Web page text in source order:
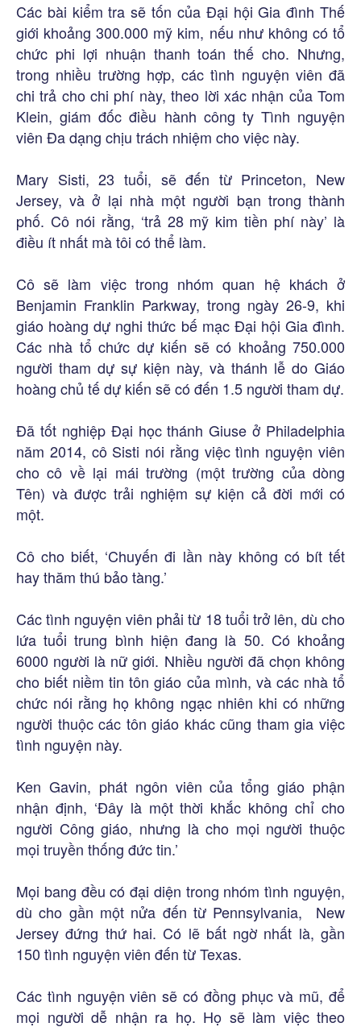
Các bài kiểm tra sẽ tốn của Đại hội Gia đình Thế
giới khoảng 300.000 mỹ kim, nếu như không có tổ
chức phi lợi nhuận thanh toán thế cho. Nhưng,
trong nhiều trường hợp, các tình nguyện viên đã
chi trả cho chi phí này, theo lời xác nhận của Tom
Klein, giám đốc điều hành công ty Tình nguyện
viên Đa dạng chịu trách nhiệm cho việc này.
Mary Sisti, 23 tuổi, sẽ đến từ Princeton, New
Jersey, và ở lại nhà một người bạn trong thành
phố. Cô nói rằng, ‘trả 28 mỹ kim tiền phí này’ là
điều ít nhất mà tôi có thể làm.
Cô sẽ làm việc trong nhóm quan hệ khách ở
Benjamin Franklin Parkway, trong ngày 26-9, khi
giáo hoàng dự nghi thức bế mạc Đại hội Gia đình.
Các nhà tổ chức dự kiến sẽ có khoảng 750.000
người tham dự sự kiện này, và thánh lễ do Giáo
hoàng chủ tế dự kiến sẽ có đến 1.5 người tham dự.
Đã tốt nghiệp Đại học thánh Giuse ở Philadelphia
năm 2014, cô Sisti nói rằng việc tình nguyện viên
cho cô về lại mái trường (một trường của dòng
Tên) và được trải nghiệm sự kiện cả đời mới có
một.
Cô cho biết, ‘Chuyến đi lần này không có bít tết
hay thăm thú bảo tàng.’
Các tình nguyện viên phải từ 18 tuổi trở lên, dù cho
lứa tuổi trung bình hiện đang là 50. Có khoảng
6000 người là nữ giới. Nhiều người đã chọn không
cho biết niềm tin tôn giáo của mình, và các nhà tổ
chức nói rằng họ không ngạc nhiên khi có những
người thuộc các tôn giáo khác cũng tham gia việc
tình nguyện này.
Ken Gavin, phát ngôn viên của tổng giáo phận
nhận định, ‘Đây là một thời khắc không chỉ cho
người Công giáo, nhưng là cho mọi người thuộc
mọi truyền thống đức tin.’
Mọi bang đều có đại diện trong nhóm tình nguyện,
dù cho gần một nửa đến từ Pennsylvania, New
Jersey đứng thứ hai. Có lẽ bất ngờ nhất là, gần
150 tình nguyện viên đến từ Texas.
Các tình nguyện viên sẽ có đồng phục và mũ, để
mọi người dễ nhận ra họ. Họ sẽ làm việc theo